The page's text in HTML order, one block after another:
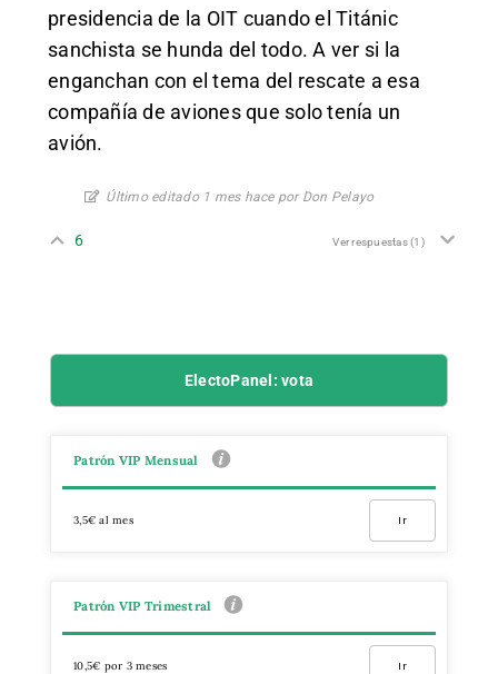
presidencia de la OIT cuando el Titánic
sanchista se hunda del todo. A ver si la
enganchan con el tema del rescate a esa
compañía de aviones que solo tenía un
avión.
Último editado 1 mes hace por Don Pelayo
6 Ver respuestas(1)
ElectoPanel: vota
Patrón VIP Mensual
3,5€ al mes Ir
Patrón VIP Trimestral
10,5€ por 3 meses Ir